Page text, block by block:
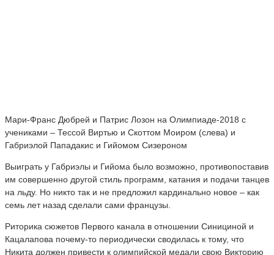
Мари-Франс Дюбрей и Патрис Лозон на Олимпиаде-2018 с
учениками – Тессой Виртью и Скоттом Моиром (слева) и
Габриэлой Пападакис и Гийомом Сизероном
Выиграть у Габриэлы и Гийома было возможно, противопоставив
им совершенно другой стиль программ, катания и подачи танцев
на льду. Но никто так и не предложил кардинально новое – как
семь лет назад сделали сами французы.
Риторика сюжетов Первого канала в отношении Синициной и
Кацалапова почему-то периодически сводилась к тому, что
Никита должен привести к олимпийской медали свою Викторию